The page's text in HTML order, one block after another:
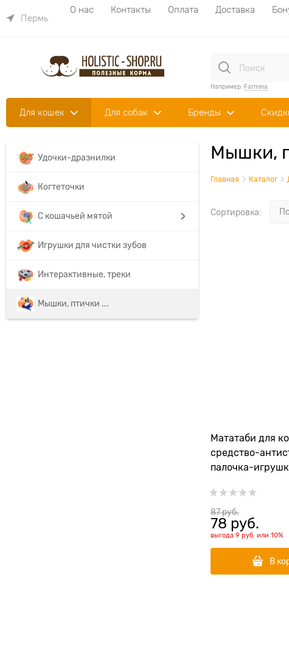
Пермь
О нас Контакты Оплата Доставка
Например: Farmina
Для кошек Для собак Бренды
Удочки-дразнилки
Когтеточки
С кошачьей мятой
Игрушки для чистки зубов
Интерактивные, треки
Мышки, птички ...
Мышки,
Главная Каталог
Сортировка:
Мататаби для
средство-
палочка-
87 руб.
78 руб.
выгода 9 руб. или 10%
В